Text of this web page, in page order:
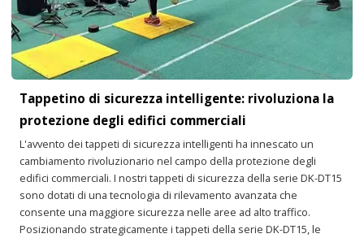
Tappetino di sicurezza intelligente: rivoluziona la
protezione degli edifici commerciali
L'avvento dei tappeti di sicurezza intelligenti ha innescato un
cambiamento rivoluzionario nel campo della protezione degli
edifici commerciali. I nostri tappeti di sicurezza della serie DK-DT15
sono dotati di una tecnologia di rilevamento avanzata che
consente una maggiore sicurezza nelle aree ad alto traffico.
Posizionando strategicamente i tappeti della serie DK-DT15, le